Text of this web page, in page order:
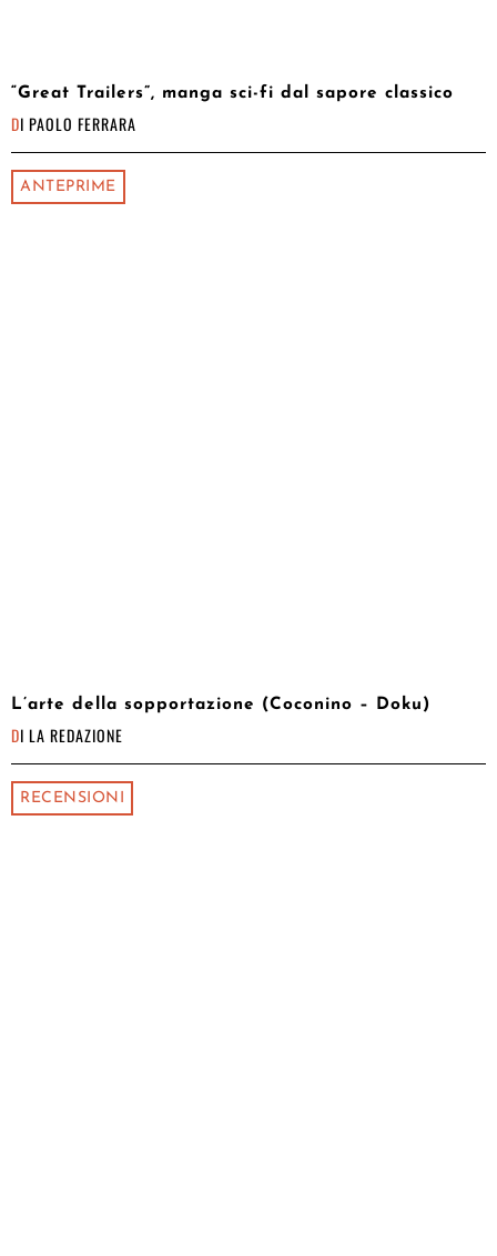
“Great Trailers”, manga sci-fi dal sapore classico
DI PAOLO FERRARA
ANTEPRIME
L’arte della sopportazione (Coconino – Doku)
DI LA REDAZIONE
RECENSIONI